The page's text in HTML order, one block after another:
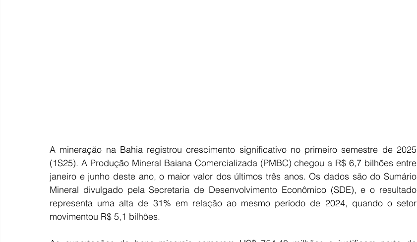
A mineração na Bahia registrou crescimento significativo no primeiro semestre de 2025
(1S25). A Produção Mineral Baiana Comercializada (PMBC) chegou a R$ 6,7 bilhões entre
janeiro e junho deste ano, o maior valor dos últimos três anos. Os dados são do Sumário
Mineral divulgado pela Secretaria de Desenvolvimento Econômico (SDE), e o resultado
representa uma alta de 31% em relação ao mesmo período de 2024, quando o setor
movimentou R$ 5,1 bilhões.